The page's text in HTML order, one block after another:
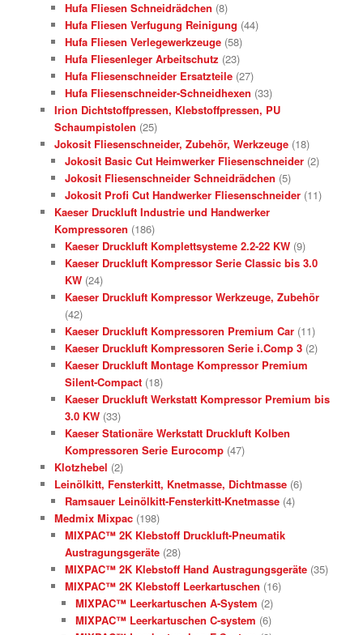
Hufa Fliesen Schneidrädchen (8)
Hufa Fliesen Verfugung Reinigung (44)
Hufa Fliesen Verlegewerkzeuge (58)
Hufa Fliesenleger Arbeitschutz (23)
Hufa Fliesenschneider Ersatzteile (27)
Hufa Fliesenschneider-Schneidhexen (33)
Irion Dichtstoffpressen, Klebstoffpressen, PU
Schaumpistolen (25)
Jokosit Fliesenschneider, Zubehör, Werkzeuge (18)
Jokosit Basic Cut Heimwerker Fliesenschneider (2)
Jokosit Fliesenschneider Schneidrädchen (5)
Jokosit Profi Cut Handwerker Fliesenschneider (11)
Kaeser Druckluft Industrie und Handwerker
Kompressoren (186)
Kaeser Druckluft Komplettsysteme 2.2-22 KW (9)
Kaeser Druckluft Kompressor Serie Classic bis 3.0
KW (24)
Kaeser Druckluft Kompressor Werkzeuge, Zubehör
(42)
Kaeser Druckluft Kompressoren Premium Car (11)
Kaeser Druckluft Kompressoren Serie i.Comp 3 (2)
Kaeser Druckluft Montage Kompressor Premium
Silent-Compact (18)
Kaeser Druckluft Werkstatt Kompressor Premium bis
3.0 KW (33)
Kaeser Stationäre Werkstatt Druckluft Kolben
Kompressoren Serie Eurocomp (47)
Klotzhebel (2)
Leinölkitt, Fensterkitt, Knetmasse, Dichtmasse (6)
Ramsauer Leinölkitt-Fensterkitt-Knetmasse (4)
Medmix Mixpac (198)
MIXPAC™ 2K Klebstoff Druckluft-Pneumatik
Austragungsgeräte (28)
MIXPAC™ 2K Klebstoff Hand Austragungsgeräte (35)
MIXPAC™ 2K Klebstoff Leerkartuschen (16)
MIXPAC™ Leerkartuschen A-System (2)
MIXPAC™ Leerkartuschen C-system (6)